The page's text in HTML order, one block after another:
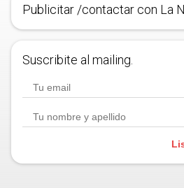
Publicitar /contactar con La
Suscribite al mailing.